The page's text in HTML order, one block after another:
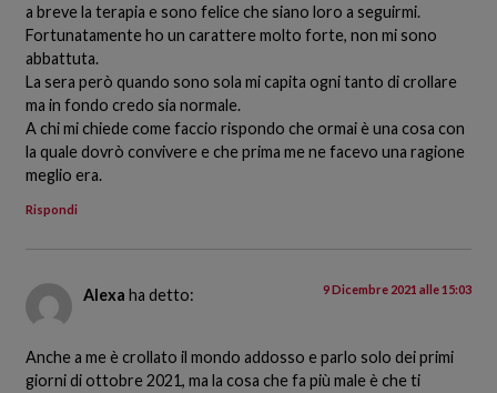
a breve la terapia e sono felice che siano loro a seguirmi.
Fortunatamente ho un carattere molto forte, non mi sono
abbattuta.
La sera però quando sono sola mi capita ogni tanto di crollare
ma in fondo credo sia normale.
A chi mi chiede come faccio rispondo che ormai è una cosa con
la quale dovrò convivere e che prima me ne facevo una ragione
meglio era.
Rispondi
Alexa ha detto: 9 Dicembre 2021 alle 15:03
Anche a me è crollato il mondo addosso e parlo solo dei primi
giorni di ottobre 2021, ma la cosa che fa più male è che ti